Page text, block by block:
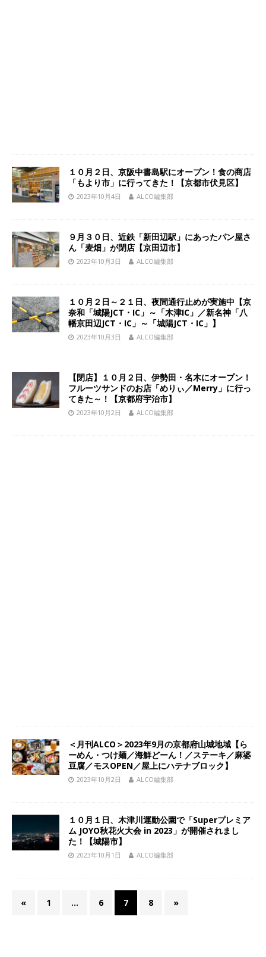
１０月２日、京阪中書島駅にオープン！食の商店
「もより市」に行ってきた！【京都市伏見区】
2023年10月4日 ALCO編集部
９月３０日、近鉄「新田辺駅」にあったパン屋さ
ん「麦畑」が閉店【京田辺市】
2023年10月3日 ALCO編集部
１０月２日～２１日、夜間通行止めが実施中【京
奈和「城陽JCT・IC」～「木津IC」／新名神「八
幡京田辺JCT・IC」～「城陽JCT・IC」】
2023年10月3日 ALCO編集部
【閉店】１０月２日、伊勢田・名木にオープン！
フルーツサンドのお店「めりぃ／Merry」に行っ
てきた～！【京都府宇治市】
2023年10月2日 ALCO編集部
＜月刊ALCO＞2023年9月の京都府山城地域【ら
ーめん・つけ麺／海鮮どーん！／ステーキ／麻婆
豆腐／モスOPEN／屋上にハテナブロック】
2023年10月2日 ALCO編集部
１０月１日、木津川運動公園で「Superプレミア
ム JOYO秋花火大会 in 2023」が開催されまし
た！【城陽市】
2023年10月1日 ALCO編集部
« 1 … 6 7 8 »